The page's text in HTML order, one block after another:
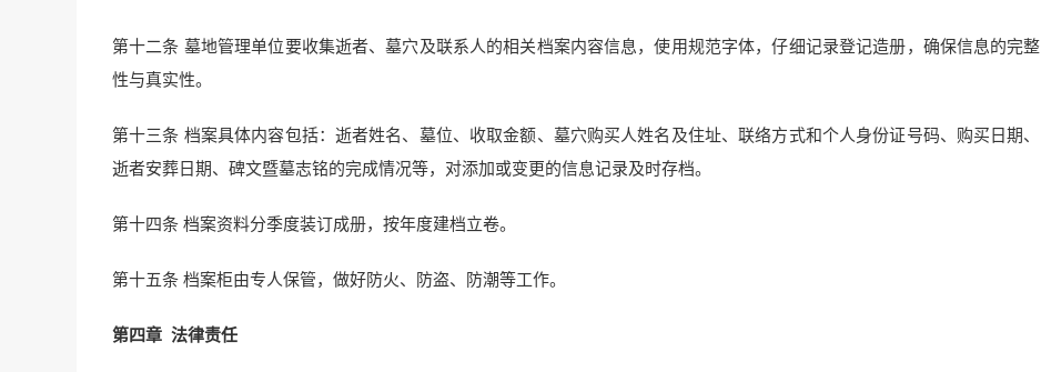
第十二条 墓地管理单位要收集逝者、墓穴及联系人的相关档案内容信息，使用规范字体，仔细记录登记造册，确保信息的完整
性与真实性。
第十三条 档案具体内容包括：逝者姓名、墓位、收取金额、墓穴购买人姓名及住址、联络方式和个人身份证号码、购买日期、
逝者安葬日期、碑文暨墓志铭的完成情况等，对添加或变更的信息记录及时存档。
第十四条 档案资料分季度装订成册，按年度建档立卷。
第十五条 档案柜由专人保管，做好防火、防盗、防潮等工作。
第四章 法律责任